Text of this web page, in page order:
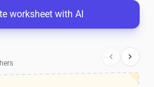
worksheet with AI